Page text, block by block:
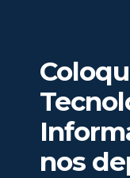
nos